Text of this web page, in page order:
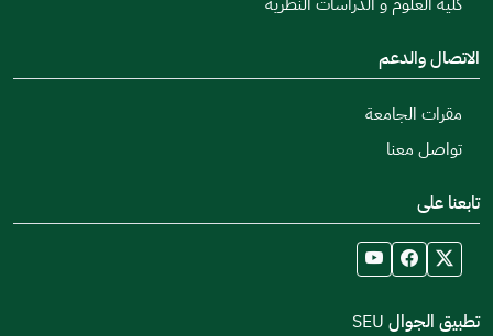
الاتصال والدعم
مقرات الجامعة
تواصل معنا
تابعنا على
تطبيق الجوال SEU